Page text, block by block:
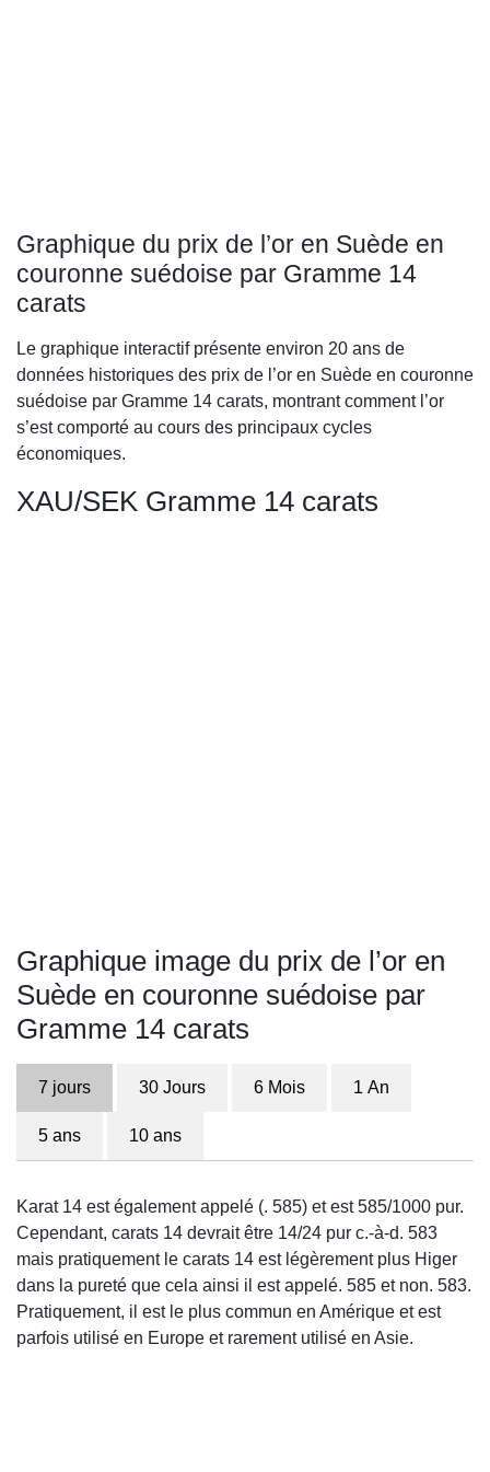
Graphique du prix de l’or en Suède en
couronne suédoise par Gramme 14
carats
Le graphique interactif présente environ 20 ans de
données historiques des prix de l’or en Suède en couronne
suédoise par Gramme 14 carats, montrant comment l’or
s’est comporté au cours des principaux cycles
économiques.
XAU/SEK Gramme 14 carats
Graphique image du prix de l’or en
Suède en couronne suédoise par
Gramme 14 carats
7 jours 30 Jours 6 Mois 1 An
5 ans 10 ans
Karat 14 est également appelé (. 585) et est 585/1000 pur.
Cependant, carats 14 devrait être 14/24 pur c.-à-d. 583
mais pratiquement le carats 14 est légèrement plus Higer
dans la pureté que cela ainsi il est appelé. 585 et non. 583.
Pratiquement, il est le plus commun en Amérique et est
parfois utilisé en Europe et rarement utilisé en Asie.